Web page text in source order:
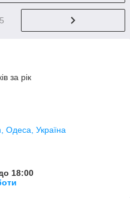
за рік
Одеса, Україна
18:00